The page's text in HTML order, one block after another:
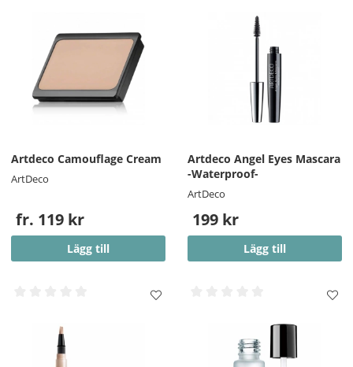
Artdeco Camouflage Cream
ArtDeco
fr. 119 kr
Lägg till
Artdeco Angel Eyes Mascara
-Waterproof-
ArtDeco
199 kr
Lägg till